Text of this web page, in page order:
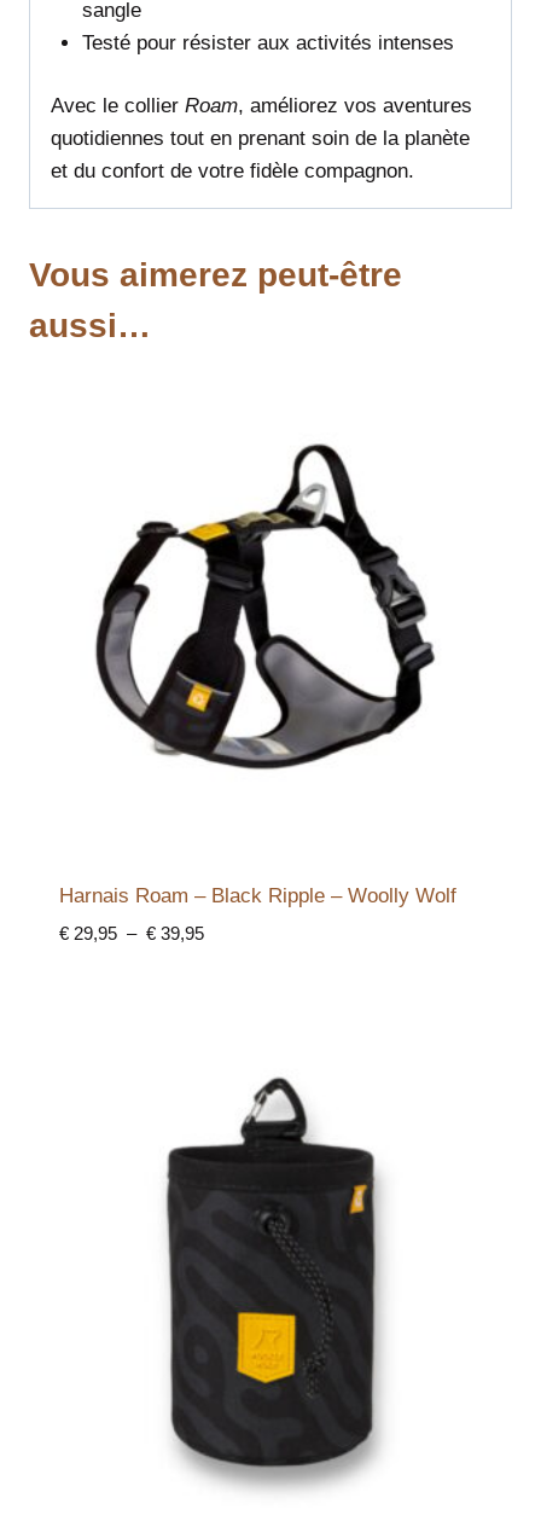
sangle
Testé pour résister aux activités intenses
Avec le collier Roam, améliorez vos aventures
quotidiennes tout en prenant soin de la planète
et du confort de votre fidèle compagnon.
Vous aimerez peut-être
aussi…
Harnais Roam – Black Ripple – Woolly Wolf
€29,95 – €39,95Plage